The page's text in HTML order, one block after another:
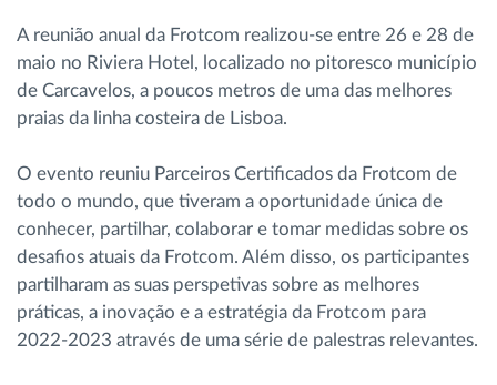
A reunião anual da Frotcom realizou-se entre 26 e 28 de
maio no Riviera Hotel, localizado no pitoresco município
de Carcavelos, a poucos metros de uma das melhores
praias da linha costeira de Lisboa.
O evento reuniu Parceiros Certificados da Frotcom de
todo o mundo, que tiveram a oportunidade única de
conhecer, partilhar, colaborar e tomar medidas sobre os
desafios atuais da Frotcom. Além disso, os participantes
partilharam as suas perspetivas sobre as melhores
práticas, a inovação e a estratégia da Frotcom para
2022-2023 através de uma série de palestras relevantes.